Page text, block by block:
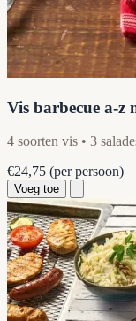
Vis barbecue a-z
4 soorten vis • 3
€24,75 (per persoon)
Voeg toe